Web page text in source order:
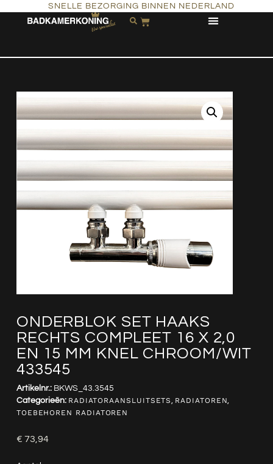
SNELLE BEZORGING BINNEN NEDERLAND
ONDERBLOK SET HAAKS
RECHTS COMPLEET 16 X 2,0
EN 15 MM KNEL CHROOM/WIT
433545
Artikelnr.: BKWS_43.3545
Categorieën: RADIATORAANSLUITSETS RADIATOREN
TOEBEHOREN RADIATOREN
€ 73,94